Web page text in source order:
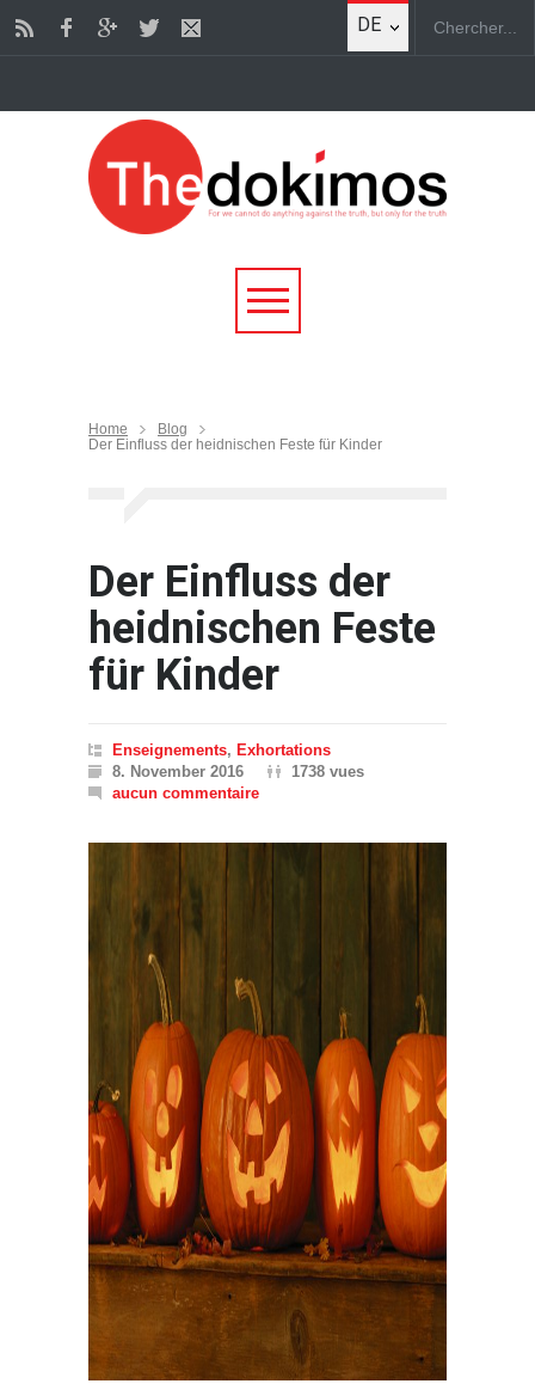
DE
Home
Blog
Der Einfluss der heidnischen Feste für Kinder
Der Einfluss der
heidnischen Feste
für Kinder
Enseignements, Exhortations
8. November 2016
1738 vues
aucun commentaire